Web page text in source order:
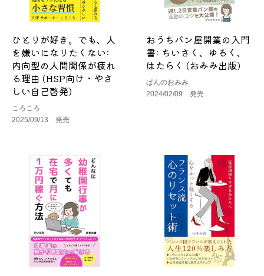
ひとりが好き。でも、人
を嫌いになりたくない:
内向型の人間関係が疲れ
る理由 (HSP向け・やさ
しい自己啓発)
ころころ
2025/09/13 発売
おうちパン屋開業の入門
書: ちいさく、ゆるく、
はたらく (おみみ出版)
ぱんのおみみ
2024/02/09 発売